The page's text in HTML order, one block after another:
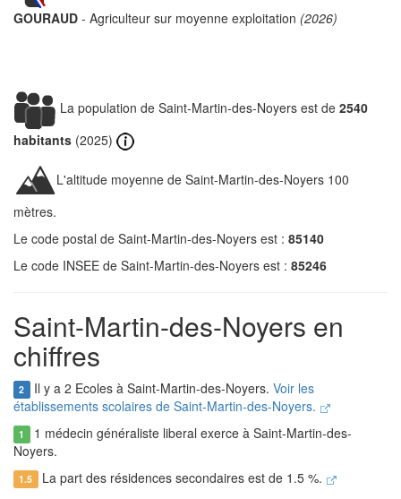
GOURAUD - Agriculteur sur moyenne exploitation (2026)
La population de Saint-Martin-des-Noyers est de 2540
habitants (2025)
L'altitude moyenne de Saint-Martin-des-Noyers 100
mètres.
Le code postal de Saint-Martin-des-Noyers est : 85140
Le code INSEE de Saint-Martin-des-Noyers est : 85246
Saint-Martin-des-Noyers en
chiffres
2 Il y a 2 Ecoles à Saint-Martin-des-Noyers. Voir les
établissements scolaires de Saint-Martin-des-Noyers.
1 1 médecin généraliste liberal exerce à Saint-Martin-des-
Noyers.
1.5 La part des résidences secondaires est de 1.5 %.